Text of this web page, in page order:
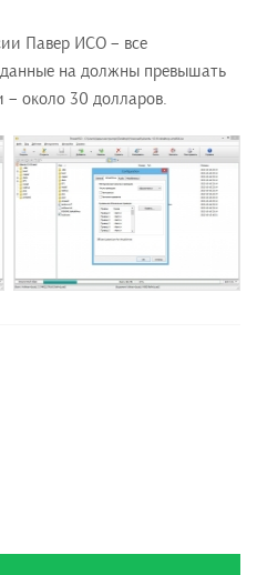
Павер ИСО – все
на должны превышать
около 30 долларов.